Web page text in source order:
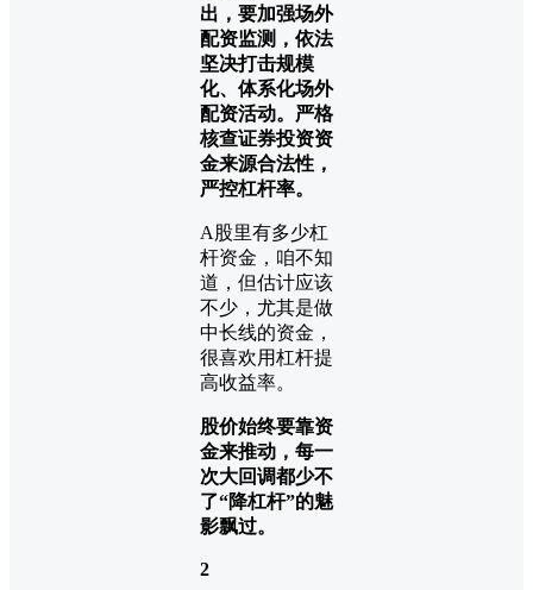
出，要加强场外
配资监测，依法
坚决打击规模
化、体系化场外
配资活动。严格
核查证券投资资
金来源合法性，
严控杠杆率。
A股里有多少杠
杆资金，咱不知
道，但估计应该
不少，尤其是做
中长线的资金，
很喜欢用杠杆提
高收益率。
股价始终要靠资
金来推动，每一
次大回调都少不
了“降杠杆”的魅
影飘过。
2